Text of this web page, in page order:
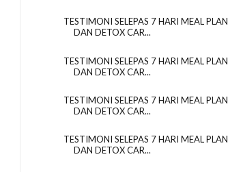
TESTIMONI SELEPAS 7 HARI MEAL PLAN
DAN DETOX CAR...
TESTIMONI SELEPAS 7 HARI MEAL PLAN
DAN DETOX CAR...
TESTIMONI SELEPAS 7 HARI MEAL PLAN
DAN DETOX CAR...
TESTIMONI SELEPAS 7 HARI MEAL PLAN
DAN DETOX CAR...